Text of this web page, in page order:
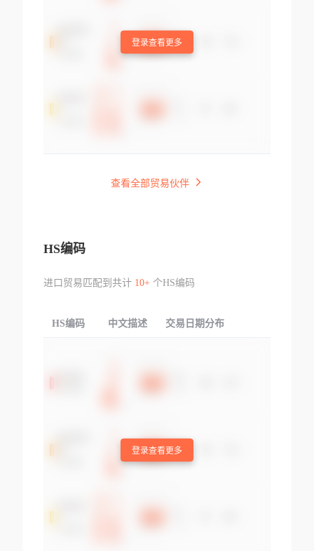
登录查看更多
查看全部贸易伙伴
HS编码
进口贸易匹配到共计 10+个HS编码
HS编码 中文描述 交易日期分布
登录查看更多